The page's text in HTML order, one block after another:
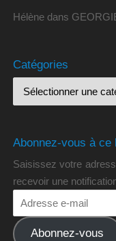
Hélènedans
Catégories
Abonnez-vous à ce
Saisissez votre
recevoir une
Abonnez-vous